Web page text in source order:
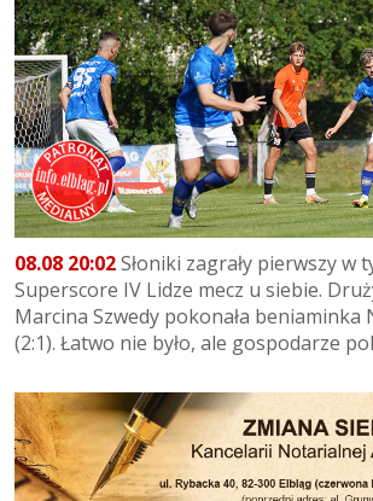
08.08 20:02Słoniki zagrały pierwszy w
Superscore IV Lidze mecz u siebie.
Marcina Szwedy pokonała beniaminka
(2:1). Łatwo nie było, ale gospodarze